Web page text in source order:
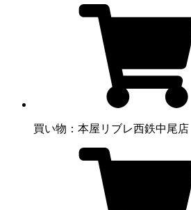
買い物：本屋 リブレ西鉄中尾店